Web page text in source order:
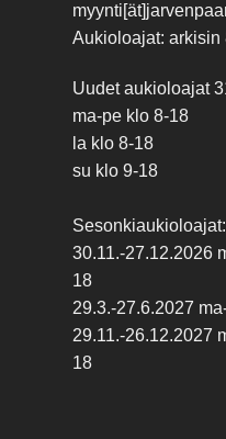
Aukioloajat: arkisin
Uudet aukioloajat
ma-pe klo 8-18
la klo 8-18
su klo 9-18
Sesonkiaukioloajat:
30.11.-27.12.2026
18
29.3.-27.6.2027
29.11.-26.12.2027
18